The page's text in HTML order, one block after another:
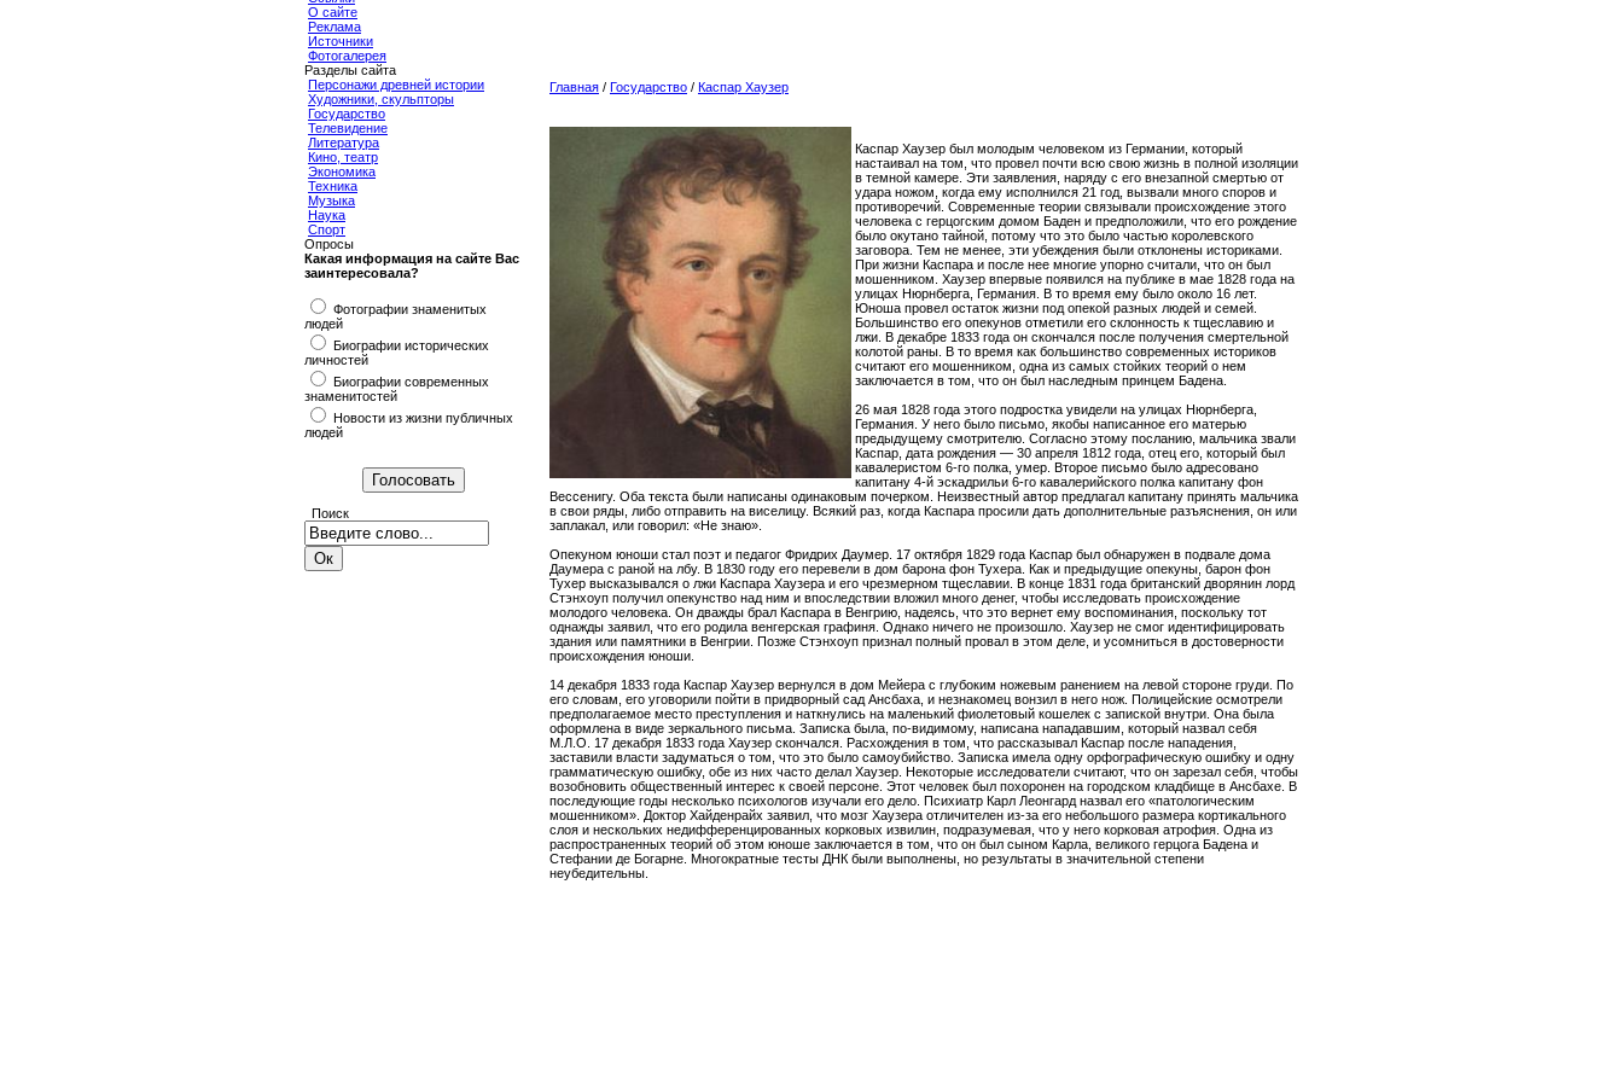
О сайте
Реклама
Источники
Фотогалерея
Разделы сайта
Персонажи древней истории
Художники, скульпторы
Государство
Телевидение
Литература
Кино, театр
Экономика
Техника
Музыка
Наука
Спорт
Опросы
Какая информация на сайте Вас
заинтересовала?
Фотографии знаменитых
людей
Биографии исторических
личностей
Биографии современных
знаменитостей
Новости из жизни публичных
людей
Поиск
Главная / Государство / Каспар Хаузер
Каспар Хаузер был молодым человеком из Германии, который
настаивал на том, что провел почти всю свою жизнь в полной изоляции
в темной камере. Эти заявления, наряду с его внезапной смертью от
удара ножом, когда ему исполнился 21 год, вызвали много споров и
противоречий. Современные теории связывали происхождение этого
человека с герцогским домом Баден и предположили, что его рождение
было окутано тайной, потому что это было частью королевского
заговора. Тем не менее, эти убеждения были отклонены историками.
При жизни Каспара и после нее многие упорно считали, что он был
мошенником. Хаузер впервые появился на публике в мае 1828 года на
улицах Нюрнберга, Германия. В то время ему было около 16 лет.
Юноша провел остаток жизни под опекой разных людей и семей.
Большинство его опекунов отметили его склонность к тщеславию и
лжи. В декабре 1833 года он скончался после получения смертельной
колотой раны. В то время как большинство современных историков
считают его мошенником, одна из самых стойких теорий о нем
заключается в том, что он был наследным принцем Бадена.
26 мая 1828 года этого подростка увидели на улицах Нюрнберга,
Германия. У него было письмо, якобы написанное его матерью
предыдущему смотрителю. Согласно этому посланию, мальчика звали
Каспар, дата рождения — 30 апреля 1812 года, отец его, который был
кавалеристом 6-го полка, умер. Второе письмо было адресовано
капитану 4-й эскадрильи 6-го кавалерийского полка капитану фон
Вессенигу. Оба текста были написаны одинаковым почерком. Неизвестный автор предлагал капитану принять мальчика
в свои ряды, либо отправить на виселицу. Всякий раз, когда Каспара просили дать дополнительные разъяснения, он или
заплакал, или говорил: «Не знаю».
Опекуном юноши стал поэт и педагог Фридрих Даумер. 17 октября 1829 года Каспар был обнаружен в подвале дома
Даумера с раной на лбу. В 1830 году его перевели в дом барона фон Тухера. Как и предыдущие опекуны, барон фон
Тухер высказывался о лжи Каспара Хаузера и его чрезмерном тщеславии. В конце 1831 года британский дворянин лорд
Стэнхоуп получил опекунство над ним и впоследствии вложил много денег, чтобы исследовать происхождение
молодого человека. Он дважды брал Каспара в Венгрию, надеясь, что это вернет ему воспоминания, поскольку тот
однажды заявил, что его родила венгерская графиня. Однако ничего не произошло. Хаузер не смог идентифицировать
здания или памятники в Венгрии. Позже Стэнхоуп признал полный провал в этом деле, и усомниться в достоверности
происхождения юноши.
14 декабря 1833 года Каспар Хаузер вернулся в дом Мейера с глубоким ножевым ранением на левой стороне груди. По
его словам, его уговорили пойти в придворный сад Ансбаха, и незнакомец вонзил в него нож. Полицейские осмотрели
предполагаемое место преступления и наткнулись на маленький фиолетовый кошелек с запиской внутри. Она была
оформлена в виде зеркального письма. Записка была, по-видимому, написана нападавшим, который назвал себя
М.Л.О. 17 декабря 1833 года Хаузер скончался. Расхождения в том, что рассказывал Каспар после нападения,
заставили власти задуматься о том, что это было самоубийство. Записка имела одну орфографическую ошибку и одну
грамматическую ошибку, обе из них часто делал Хаузер. Некоторые исследователи считают, что он зарезал себя, чтобы
возобновить общественный интерес к своей персоне. Этот человек был похоронен на городском кладбище в Ансбахе. В
последующие годы несколько психологов изучали его дело. Психиатр Карл Леонгард назвал его «патологическим
мошенником». Доктор Хайденрайх заявил, что мозг Хаузера отличителен из-за его небольшого размера кортикального
слоя и нескольких недифференцированных корковых извилин, подразумевая, что у него корковая атрофия. Одна из
распространенных теорий об этом юноше заключается в том, что он был сыном Карла, великого герцога Бадена и
Стефании де Богарне. Многократные тесты ДНК были выполнены, но результаты в значительной степени
неубедительны.